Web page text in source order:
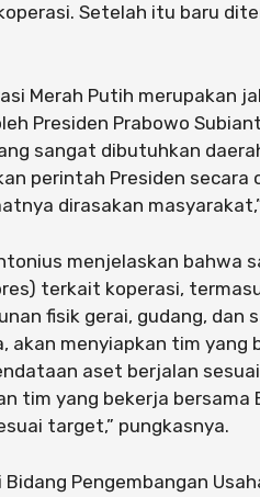
Setelah itu baru
Merah Putih merupakan
Presiden Prabowo
sangat dibutuhkan
perintah Presiden
dirasakan
menjelaskan bahwa
terkait koperasi,
fisik gerai, gudang, dan
akan menyiapkan tim yang
aset berjalan
tim yang bekerja
target,” pungkasnya.
Pengembangan